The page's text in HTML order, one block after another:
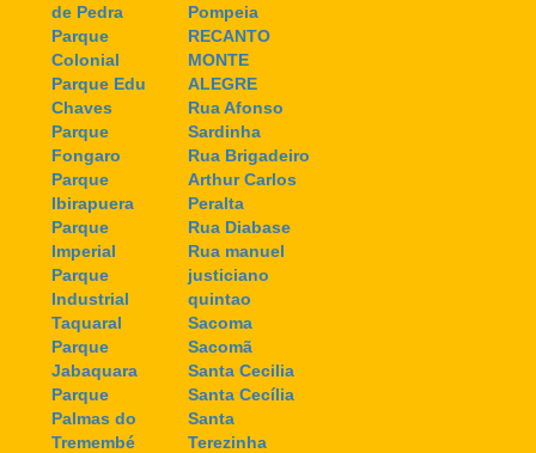
de Pedra
Parque
Colonial
Parque Edu
Chaves
Parque
Fongaro
Parque
Ibirapuera
Parque
Imperial
Parque
Industrial
Taquaral
Parque
Jabaquara
Parque
Palmas do
Tremembé
Pompeia
RECANTO
MONTE
ALEGRE
Rua Afonso
Sardinha
Rua Brigadeiro
Arthur Carlos
Peralta
Rua Diabase
Rua manuel
justiciano
quintao
Sacoma
Sacomã
Santa Cecilia
Santa Cecília
Santa
Terezinha